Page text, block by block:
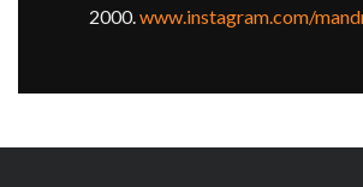
2000.www.instagram.com/